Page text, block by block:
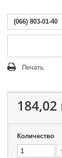
(066) 803-01-40
Печать
184,02
Количество